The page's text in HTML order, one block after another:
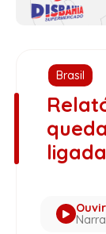
Brasil